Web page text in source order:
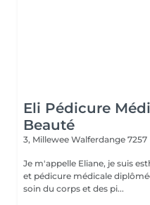
Eli Pédicure
Beauté
3, Millewee Walferdange 7257
Je m'appelle Eliane, je suis
et pédicure médicale
soin du corps et des pi...